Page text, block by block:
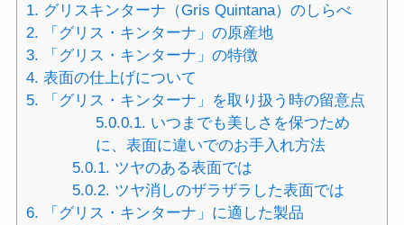
1. グリスキンターナ（Gris Quintana）のしらべ
2. 「グリス・キンターナ」の原産地
3. 「グリス・キンターナ」の特徴
4. 表面の仕上げについて
5. 「グリス・キンターナ」を取り扱う時の留意点
5.0.0.1. いつまでも美しさを保つため
に、表面に違いでのお手入れ方法
5.0.1. ツヤのある表面では
5.0.2. ツヤ消しのザラザラした表面では
6. 「グリス・キンターナ」に適した製品